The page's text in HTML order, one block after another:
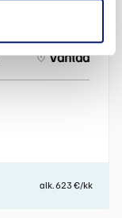
Vantaa
alk. 623 €/kk